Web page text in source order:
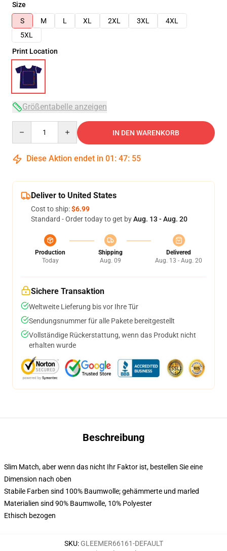
Size
S
M L XL 2XL 3XL
4XL
5XL
Print Location
Größentabelle anzeigen
IN DEN WARENKORB
Diese Aktion endet in 01 : 47: 54
Deliver to United States
Cost to ship:$6.99
Standard - Order today to get byAug. 13 - Aug. 20
Production
Today
Shipping
Aug. 09
Delivered
Aug. 13 - Aug. 20
Sichere Transaktion
Weltweite Lieferung bis vor Ihre Tür
Sendungsnummer für alle Pakete bereitgestellt
Vollständige Rückerstattung, wenn das Produkt nicht
erhalten wurde
Beschreibung
Slim Match, aber wenn das nicht Ihr Faktor ist, bestellen Sie eine
Dimension nach oben
Stabile Farben sind 100% Baumwolle; gehämmerte und marled
Materialien sind 90% Baumwolle, 10% Polyester
Ethisch bezogen
SKU: GLEEMER66161-DEFAULT